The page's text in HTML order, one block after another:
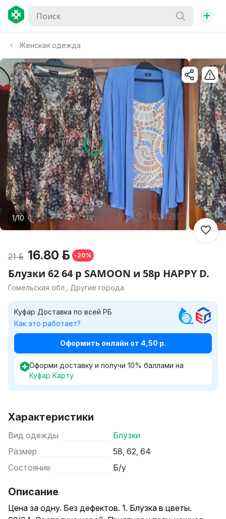
+
Женская одежда
1/10
21 р. 16.80 р. -20%
Блузки 62 64 р SAMOON и 58р HAPPY D.
Гомельская обл., Другие города
Куфар Доставка по всей РБ
Как это работает?
Оформить онлайн от 4,50 р.
Оформи доставку и получи 10% баллами на
Куфар Карту
Характеристики
Вид одежды
Блузки
Размер
58, 62, 64
Состояние
Б/у
Описание
Цена за одну. Без дефектов. 1. Блузка в цветы.